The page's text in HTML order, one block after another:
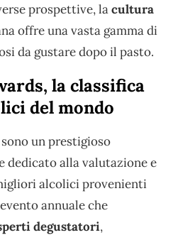
prospettive, lacultura
offre una vasta gamma di
da gustare dopo il pasto.
la classifica
del mondo
sono un prestigioso
dedicato alla valutazione e
alcolici provenienti
annuale che
degustatori,